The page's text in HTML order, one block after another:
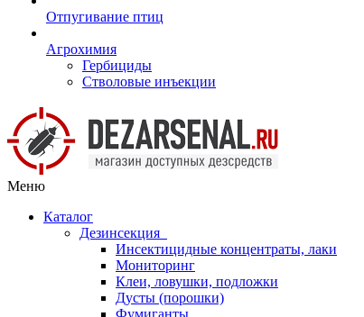
Отпугивание птиц
Агрохимия
Гербициды
Стволовые инъекции
Меню
Каталог
Дезинсекция
Инсектицидные концентраты, лаки
Мониторинг
Клеи, ловушки, подложки
Дусты (порошки)
Фумиганты